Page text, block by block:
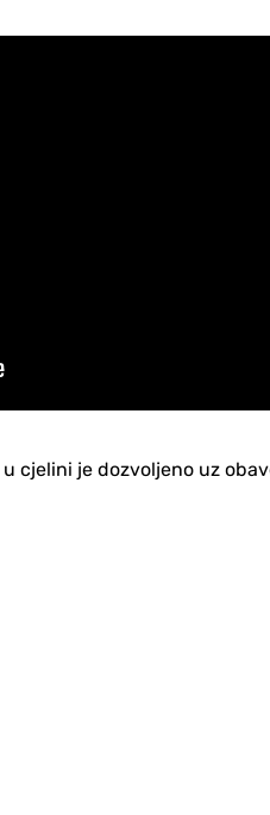
cjelini je dozvoljeno uz